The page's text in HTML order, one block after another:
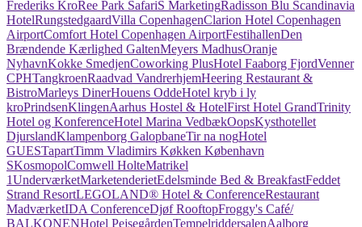
Frederiks KroRee Park SafariS MarketingRadisson Blu Scandinavia
HotelRungstedgaardVilla CopenhagenClarion Hotel Copenhagen
AirportComfort Hotel Copenhagen AirportFestihallenDen
Brændende Kærlighed GaltenMeyers MadhusOranje
NyhavnKokke SmedjenCoworking PlusHotel Faaborg FjordVenner
CPHTangkroenRaadvad VandrerhjemHeering Restaurant &
BistroMarleys DinerHouens OddeHotel kryb i ly
kroPrindsenKlingenAarhus Hostel & HotelFirst Hotel GrandTrinity
Hotel og KonferenceHotel Marina VedbækOopsKysthotellet
DjurslandKlampenborg GalopbaneTir na nogHotel
GUESTapartTimm Vladimirs Køkken København
SKosmopolComwell HolteMatrikel
1UnderværketMarketenderietEdelsminde Bed & BreakfastFeddet
Strand ResortLEGOLAND® Hotel & ConferenceRestaurant
MadværketIDA ConferenceDjøf RooftopFroggy's Café/
BALKONENHotel PejsegårdenTempelriddersalenAalborg